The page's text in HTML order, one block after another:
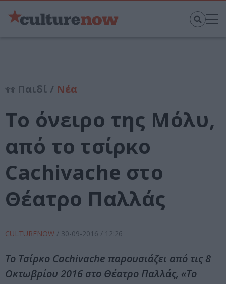
Παιδί / Νέα
Το όνειρο της Μόλυ,
από το τσίρκο
Cachivache στο
Θέατρο Παλλάς
CULTURENOW / 30-09-2016 / 12:26
Το Τσίρκο Cachivache παρουσιάζει από τις 8
Οκτωβρίου 2016 στο Θέατρο Παλλάς, «Το